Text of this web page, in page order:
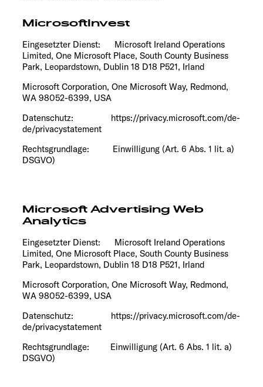
MicrosoftInvest
Eingesetzter Dienst: Microsoft Ireland Operations
Limited, One Microsoft Place, South County Business
Park, Leopardstown, Dublin 18 D18 P521, Irland
Microsoft Corporation, One Microsoft Way, Redmond,
WA 98052-6399, USA
Datenschutz: https://privacy.microsoft.com/de-
de/privacystatement
Rechtsgrundlage: Einwilligung (Art. 6 Abs. 1 lit. a)
DSGVO)
Microsoft Advertising Web
Analytics
Eingesetzter Dienst: Microsoft Ireland Operations
Limited, One Microsoft Place, South County Business
Park, Leopardstown, Dublin 18 D18 P521, Irland
Microsoft Corporation, One Microsoft Way, Redmond,
WA 98052-6399, USA
Datenschutz: https://privacy.microsoft.com/de-
de/privacystatement
Rechtsgrundlage: Einwilligung (Art. 6 Abs. 1 lit. a)
DSGVO)